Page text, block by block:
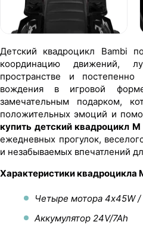
Детский квадроцикл Bambi
координацию движений,
пространстве и постепенно
вождения в игровой
замечательным подарком,
положительных эмоций и
купить детский квадроцикл
ежедневных прогулок,
и незабываемых впечатлений
Характеристики квадроцикла
Четыре мотора 4х45W /
Аккумулятор 24V/7Ah